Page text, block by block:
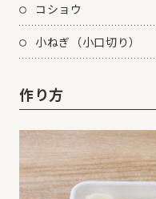
コショウ
小ねぎ（小口切り）
作り方